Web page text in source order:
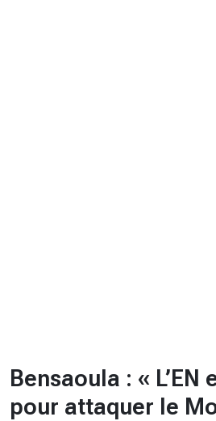
Bensaoula : «
pour attaquer le